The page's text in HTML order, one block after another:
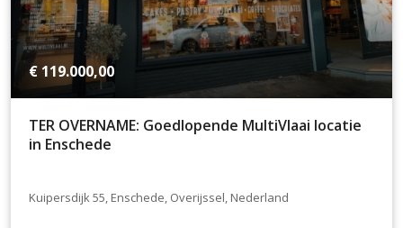
€ 119.000,00
TER OVERNAME: Goedlopende MultiVlaai locatie
in Enschede
Kuipersdijk 55, Enschede, Overijssel, Nederland